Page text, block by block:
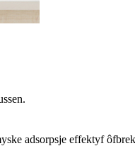
adsorpsje effektyf